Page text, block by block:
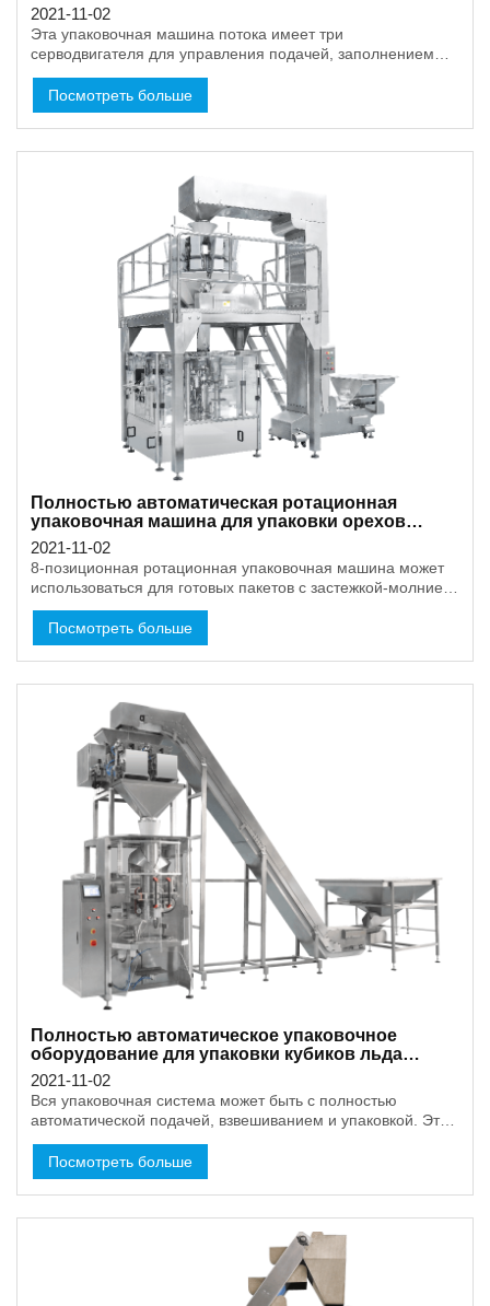
автоматическим взвешиванием
2021-11-02
Эта упаковочная машина потока имеет три
серводвигателя для управления подачей, заполнением
пленки и запечатыванием. Поэтому она может работать
очень стабильно и легко. После упаковки есть весы для
автоматического взвешивания продукции и маркировки ее
имени и веса, если добавить этикетировочную машину.
Посмотреть больше
Полностью автоматическая ротационная
упаковочная машина для упаковки орехов
весом от 200 г до 1 кг.
2021-11-02
8-позиционная ротационная упаковочная машина может
использоваться для готовых пакетов с застежкой-молнией
или без нее. Вся упаковочная система может быть с
полностью автоматической подачей, взвешиванием и
упаковкой. Это может сэкономить больше затрат на
рабочую силу, а также может быть с высокой
эффективностью.
Посмотреть больше
Полностью автоматическое упаковочное
оборудование для упаковки кубиков льда
весом 3-5 кг.
2021-11-02
Вся упаковочная система может быть с полностью
автоматической подачей, взвешиванием и упаковкой. Это
может быть с высокой эффективностью.
Посмотреть больше